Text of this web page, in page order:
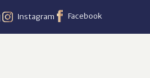
Instagram Facebook